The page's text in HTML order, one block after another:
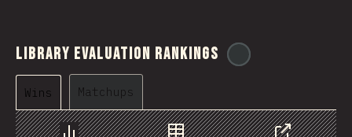
Library Evaluation Rankings
Wins Matchups